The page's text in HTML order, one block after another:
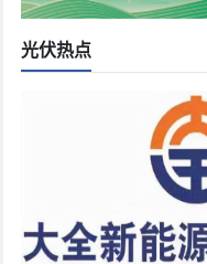
光伏热点